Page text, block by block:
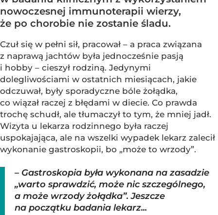
nowoczesnej immunoterapii wierzy,
że po chorobie nie zostanie śladu.
Czuł się w pełni sił, pracował – a praca związana
z naprawą jachtów była jednocześnie pasją
i hobby – cieszył rodziną. Jedynymi
dolegliwościami w ostatnich miesiącach, jakie
odczuwał, były sporadyczne bóle żołądka,
co wiązał raczej z błędami w diecie. Co prawda
trochę schudł, ale tłumaczył to tym, że mniej jadł.
Wizyta u lekarza rodzinnego była raczej
uspokajająca, ale na wszelki wypadek lekarz zalecił
wykonanie gastroskopii, bo „może to wrzody”.
– Gastroskopia była wykonana na zasadzie
„warto sprawdzić, może nic szczególnego,
a może wrzody żołądka”. Jeszcze
na początku badania lekarz...